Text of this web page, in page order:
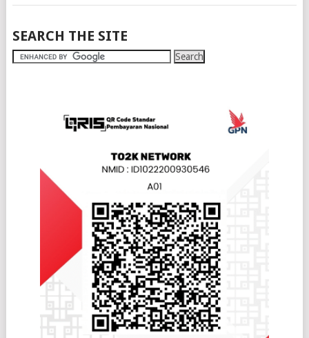
SEARCH THE SITE